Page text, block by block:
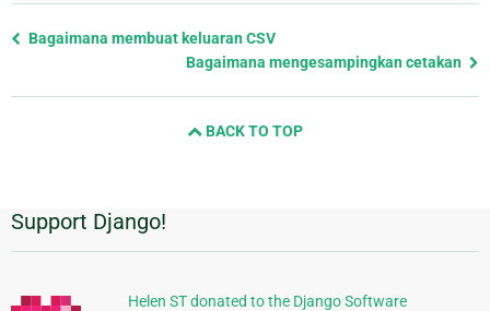
Previous
Bagaimana membuat keluaran CSV
Bagaimana mengesampingkan cetakan
BACK TO TOP
Informasi
Tambahan
Support Django!
Helen ST donated to the Django Software